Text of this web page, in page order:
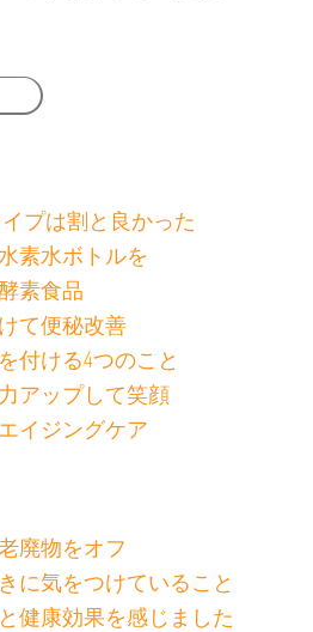
プは割と良かった
素水ボトルを
素食品
て便秘改善
付ける4つのこと
アップして笑顔
イジングケア
廃物をオフ
に気をつけていること
健康効果を感じました